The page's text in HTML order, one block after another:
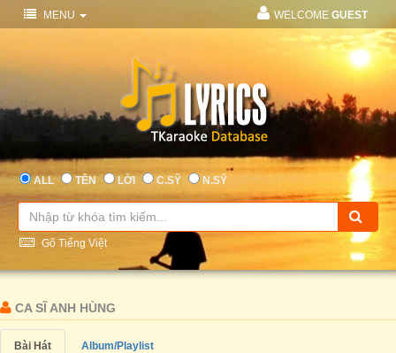
MENU WELCOME GUEST
ALL TÊN LỜI C.SỸ N.SỸ
Gõ Tiếng Việt
CA SĨ ANH HÙNG
Bài Hát Album/Playlist